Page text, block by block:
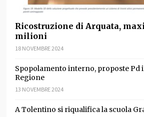
Ricostruzione di Arquata,
milioni
18 NOVEMBRE 2024
Spopolamento interno, proposte Pd
Regione
13 NOVEMBRE 2024
A Tolentino si riqualifica la scuola